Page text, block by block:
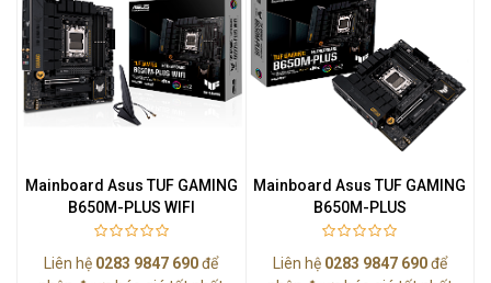
Mainboard Asus TUF GAMING
B650M-PLUS WIFI
Liên hệ 0283 9847 690để
Mainboard Asus TUF GAMING
B650M-PLUS
Liên hệ 0283 9847 690để